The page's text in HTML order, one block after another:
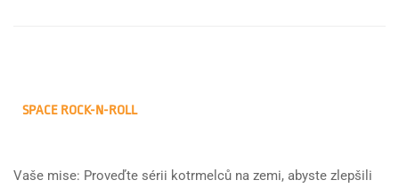
SPACE ROCK-N-ROLL
Vaše mise: Proveďte sérii kotrmelců na zemi, abyste zlepšili